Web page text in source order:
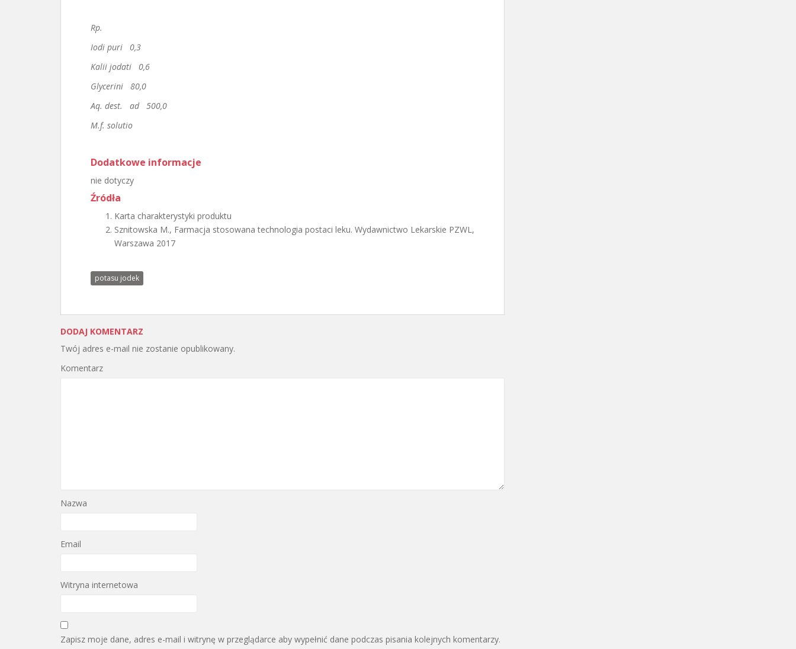
Rp.
Iodi puri 0,3
Kalii jodati 0,6
Glycerini 80,0
Aq. dest. ad 500,0
M.f. solutio
Dodatkowe informacje
nie dotyczy
Źródła
Karta charakterystyki produktu
Sznitowska M., Farmacja stosowana technologia postaci leku. Wydawnictwo Lekarskie PZWL,
Warszawa 2017
potasu jodek
DODAJ KOMENTARZ
Twój adres e-mail nie zostanie opublikowany.
Komentarz
Nazwa
Email
Witryna internetowa
Zapisz moje dane, adres e-mail i witrynę w przeglądarce aby wypełnić dane podczas pisania kolejnych komentarzy.